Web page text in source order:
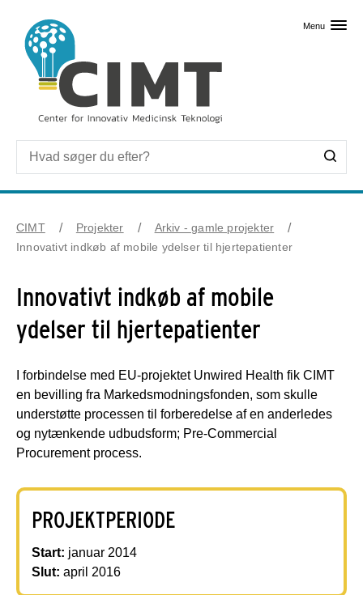
Menu
CIMT Projekter
Arkiv - gamle projekter
Innovativt indkøb af mobile ydelser til hjertepatienter
Innovativt indkøb af mobile
ydelser til hjertepatienter
I forbindelse med EU-projektet Unwired Health fik CIMT
en bevilling fra Markedsmodningsfonden, som skulle
understøtte processen til forberedelse af en anderledes
og nytænkende udbudsform; Pre-Commercial
Procurement process.
PROJEKTPERIODE
Start: januar 2014
Slut: april 2016